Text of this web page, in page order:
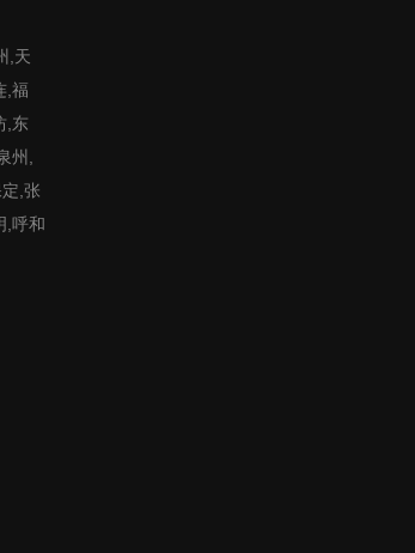
,天
,福
,东
州,
,张
,呼和